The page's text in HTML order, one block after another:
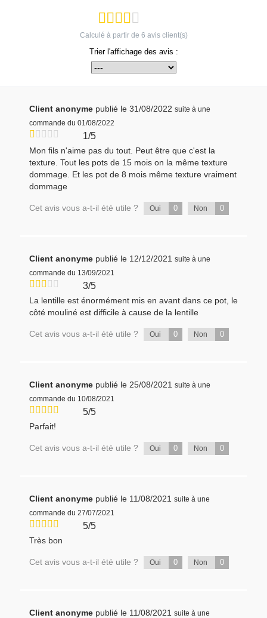
Calculé à partir de 6 avis client(s)
Trier l'affichage des avis :
Client anonyme publié le 31/08/2022 suite à une
commande du 01/08/2022
1/5
Mon fils n'aime pas du tout. Peut être que c'est la
texture. Tout les pots de 15 mois on la même texture
dommage. Et les pot de 8 mois même texture vraiment
dommage
Cet avis vous a-t-il été utile ? Oui 0 Non 0
Client anonyme publié le 12/12/2021 suite à une
commande du 13/09/2021
3/5
La lentille est énormément mis en avant dans ce pot, le
côté mouliné est difficile à cause de la lentille
Cet avis vous a-t-il été utile ? Oui 0 Non 0
Client anonyme publié le 25/08/2021 suite à une
commande du 10/08/2021
5/5
Parfait!
Cet avis vous a-t-il été utile ? Oui 0 Non 0
Client anonyme publié le 11/08/2021 suite à une
commande du 27/07/2021
5/5
Très bon
Cet avis vous a-t-il été utile ? Oui 0 Non 0
Client anonyme publié le 11/08/2021 suite à une